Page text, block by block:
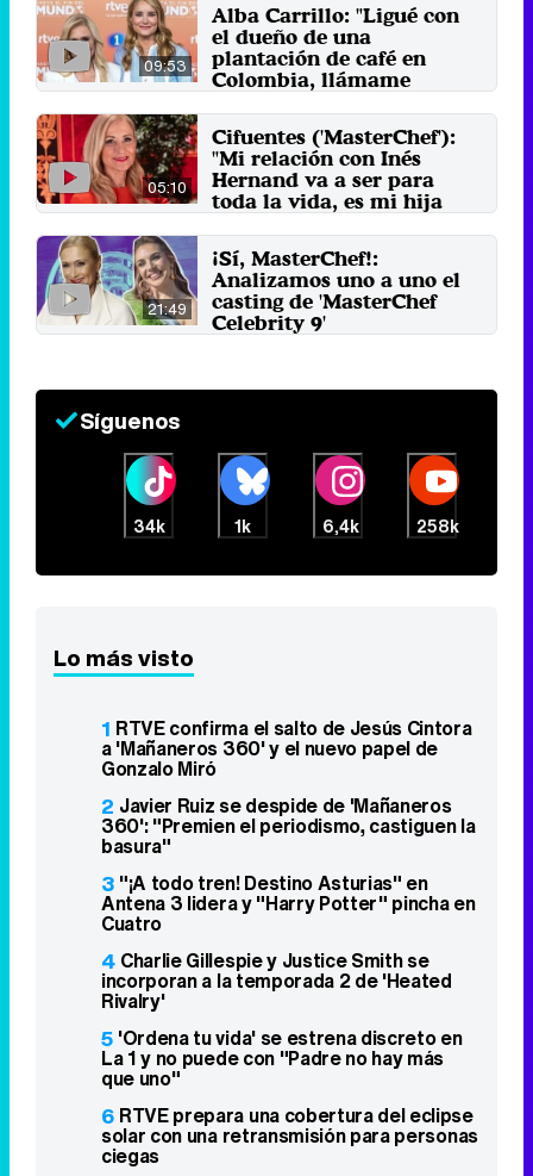
09:53
Alba Carrillo: "Ligué con
el dueño de una
plantación de café en
Colombia, llámame
Patrona a partir de ahora"
12 de noviembre 2025
05:10
Cifuentes ('MasterChef'):
"Mi relación con Inés
Hernand va a ser para
toda la vida, es mi hija
adoptiva"
9 de septiembre 2024
21:49
¡Sí, MasterChef!:
Analizamos uno a uno el
casting de 'MasterChef
Celebrity 9'
Síguenos
34k 1k 6,4k 258k
Lo más visto
1 RTVE confirma el salto de Jesús Cintora
a 'Mañaneros 360' y el nuevo papel de
Gonzalo Miró
2 Javier Ruiz se despide de 'Mañaneros
360': "Premien el periodismo, castiguen la
basura"
3 "¡A todo tren! Destino Asturias" en
Antena 3 lidera y "Harry Potter" pincha en
Cuatro
4 Charlie Gillespie y Justice Smith se
incorporan a la temporada 2 de 'Heated
Rivalry'
5 'Ordena tu vida' se estrena discreto en
La 1 y no puede con "Padre no hay más
que uno"
6 RTVE prepara una cobertura del eclipse
solar con una retransmisión para personas
ciegas